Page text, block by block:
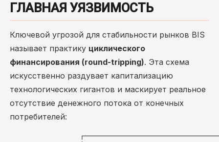
ГЛАВНАЯ УЯЗВИМОСТЬ
Ключевой угрозой для стабильности рынков BIS
называет практику циклического
финансирования (round-tripping). Эта схема
искусственно раздувает капитализацию
технологических гигантов и маскирует реальное
отсутствие денежного потока от конечных
потребителей: